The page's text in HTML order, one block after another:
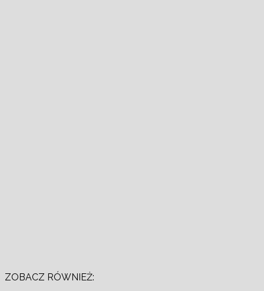
ZOBACZ RÓWNIEŻ: